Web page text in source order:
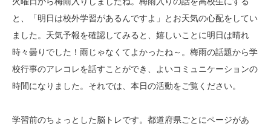
と、「明日は校外学習があるんですよ」とお天気の心配をしてい
ました。天気予報を確認してみると、嬉しいことに明日は晴れ
時々曇りでした！雨じゃなくてよかったね～。梅雨の話題から学
校行事のアレコレを話すことができ、よいコミュニケーションの
時間になりました。それでは、本日の活動をご覧ください。
学習前のちょっとした脳トレです。都道府県ごとにページがあ